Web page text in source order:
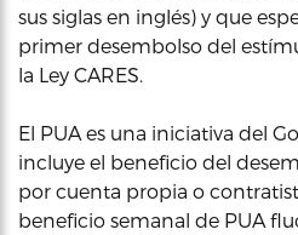
sus siglas en inglés) y que
primer desembolso del
la Ley CARES.
El PUA es una iniciativa del
incluye el beneficio del
por cuenta propia o
beneficio semanal de PUA